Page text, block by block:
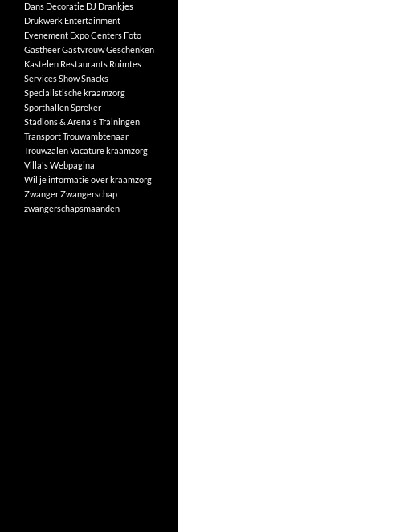
Dans Decoratie DJ Drankjes
Drukwerk Entertainment
Evenement Expo Centers Foto
GastheerGastvrouwGeschenken
Kastelen Restaurants Ruimtes
ServicesShowSnacks
Specialistische kraamzorg
SporthallenSpreker
Stadions & Arena'sTrainingen
TransportTrouwambtenaar
TrouwzalenVacature kraamzorg
Villa'sWebpagina
Wil je informatie over kraamzorg
ZwangerZwangerschap
zwangerschapsmaanden